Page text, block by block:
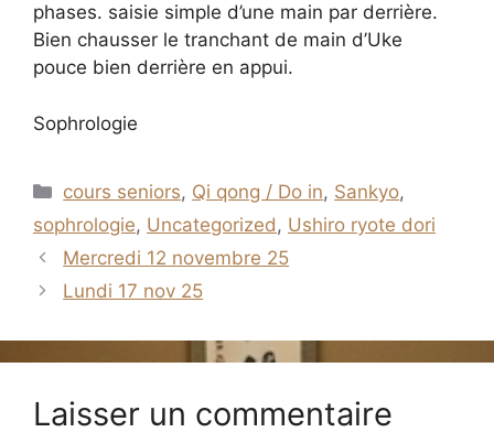
phases. saisie simple d’une main par derrière.
Bien chausser le tranchant de main d’Uke
pouce bien derrière en appui.
Sophrologie
Catégories
cours seniors, Qi qong / Do in, Sankyo,
sophrologie, Uncategorized , Ushiro ryote dori
Mercredi 12 novembre 25
Lundi 17 nov 25
Laisser un commentaire